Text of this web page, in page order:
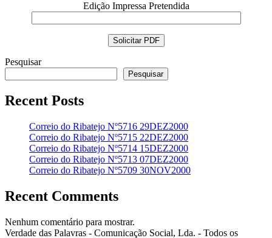
Edição Impressa Pretendida
Pesquisar
Pesquisar
Recent Posts
Correio do Ribatejo Nº5716 29DEZ2000
Correio do Ribatejo Nº5715 22DEZ2000
Correio do Ribatejo Nº5714 15DEZ2000
Correio do Ribatejo Nº5713 07DEZ2000
Correio do Ribatejo Nº5709 30NOV2000
Recent Comments
Nenhum comentário para mostrar.
Verdade das Palavras - Comunicação Social, Lda. - Todos os